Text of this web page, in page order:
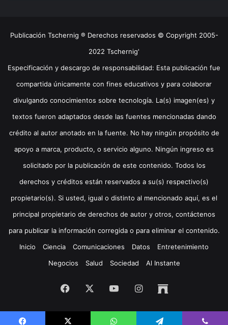
Publicación Tschernig ® Derechos reservados © Copyright 2005-
2022 Tschernig'
Especificación y descargo de responsabilidad: Esta publicación fue
compartida únicamente con fines educativos y para colaborar
divulgando conocimientos sobre tecnología. La(s) imagen(es) y
textos fueron adaptados desde las fuentes mencionadas dando
crédito al autor anotado en la fuente. No hay ningún propósito de
apoyo a marca, producto, o servicio alguno. Ningún ingreso es
solicitado por la publicación de este contenido. Todos los
derechos y créditos están reservados a su(s) respectivo(s)
propietario(s). Si usted, igual o distinto al mencionado aquí, es el
principal propietario de derechos de autor y otros, contáctenos
para publicar la información corregida o para eliminar el contenido.
Inicio
Ciencia Comunicaciones Datos
Entretenimiento
Negocios
Salud Sociedad Al Instante
Facebook YouTubeInstagramArchive